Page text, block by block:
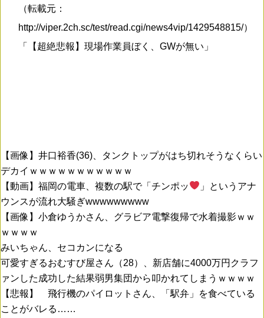
（転載元：
http://viper.2ch.sc/test/read.cgi/news4vip/1429548815/）
「【超絶悲報】現場作業員ぼく、GWが無い」
【画像】井口裕香(36)、タンクトップがはち切れそうなくらい
デカイｗｗｗｗｗｗｗｗｗｗｗ
【動画】福岡の電車、複数の駅で「チンポッ
」というアナ
ウンスが流れ大騒ぎwwwwwwwww
【画像】小倉ゆうかさん、グラビア電撃復帰で水着撮影ｗｗ
ｗｗｗｗ
みいちゃん、セコカンになる
可愛すぎるおむすび屋さん（28）、新店舗に4000万円クラフ
ァンした成功した結果弱男集団から叩かれてしまうｗｗｗｗ
【悲報】 飛行機のパイロットさん、「駅弁」を食べている
ことがバレる……